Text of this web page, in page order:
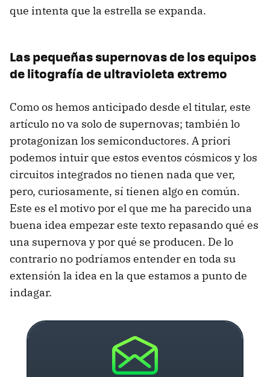
que intenta que la estrella se expanda.
Las pequeñas supernovas de los equipos
de litografía de ultravioleta extremo
Como os hemos anticipado desde el titular, este
artículo no va solo de supernovas; también lo
protagonizan los semiconductores. A priori
podemos intuir que estos eventos cósmicos y los
circuitos integrados no tienen nada que ver,
pero, curiosamente, sí tienen algo en común.
Este es el motivo por el que me ha parecido una
buena idea empezar este texto repasando qué es
una supernova y por qué se producen. De lo
contrario no podríamos entender en toda su
extensión la idea en la que estamos a punto de
indagar.